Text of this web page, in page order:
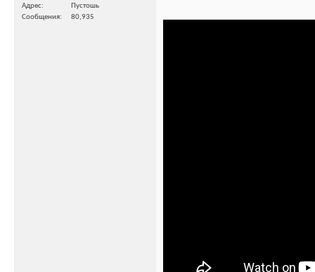
Адрес
Пустошь
Сообщения
80,935